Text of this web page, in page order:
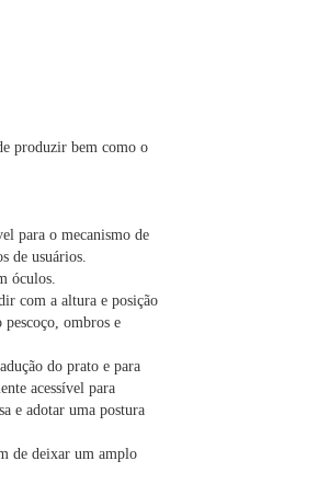
produzir bem como o
para o mecanismo de
de usuários.
óculos.
com a altura e posição
ombros e
do prato e para
acessível para
e adotar uma postura
de deixar um amplo